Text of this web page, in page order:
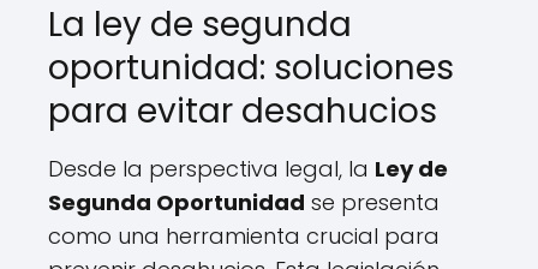
La ley de segunda
oportunidad: soluciones
para evitar desahucios
Desde la perspectiva legal, la Ley de
Segunda Oportunidad se presenta
como una herramienta crucial para